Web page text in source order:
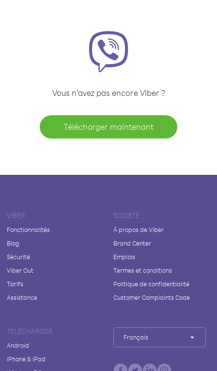
Vous n’avez pas encore Viber ?
Télécharger maintenant
VIBER
Fonctionnalités
Blog
Sécurité
Viber Out
Tarifs
Assistance
SOCIÉTÉ
À propos de Viber
Brand Center
Emplois
Termes et conditions
Politique de confidentialité
Customer Complaints Code
TÉLÉCHARGER
Android
iPhone & iPad
Français